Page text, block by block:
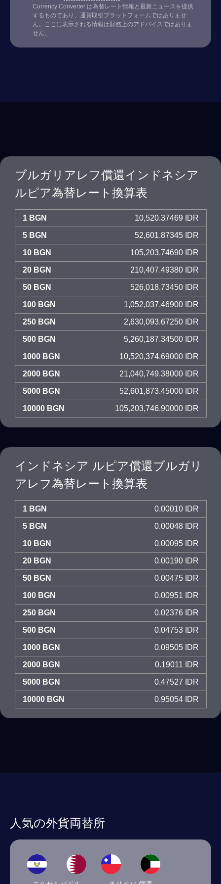
Currency Converter は為替レート情報と最新ニュースを提供
するものであり、通貨取引プラットフォームではありませ
ん。ここに表示される情報は財務上のアドバイスではありま
せん。
ブルガリアレフ償還インドネシア
ルピア為替レート換算表
1 BGN 10,520.37469 IDR
5 BGN 52,601.87345 IDR
10 BGN 105,203.74690 IDR
20 BGN 210,407.49380 IDR
50 BGN 526,018.73450 IDR
100 BGN 1,052,037.46900 IDR
250 BGN 2,630,093.67250 IDR
500 BGN 5,260,187.34500 IDR
1000 BGN 10,520,374.69000 IDR
2000 BGN 21,040,749.38000 IDR
5000 BGN 52,601,873.45000 IDR
10000 BGN 105,203,746.90000 IDR
インドネシア ルピア償還ブルガリ
アレフ為替レート換算表
1 BGN 0.00010 IDR
5 BGN 0.00048 IDR
10 BGN 0.00095 IDR
20 BGN 0.00190 IDR
50 BGN 0.00475 IDR
100 BGN 0.00951 IDR
250 BGN 0.02376 IDR
500 BGN 0.04753 IDR
1000 BGN 0.09505 IDR
2000 BGN 0.19011 IDR
5000 BGN 0.47527 IDR
10000 BGN 0.95054 IDR
人気の外貨両替所